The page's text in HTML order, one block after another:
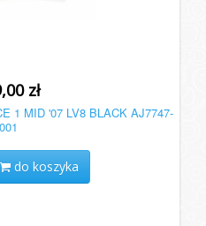
zł
1 MID '07 LV8 BLACK AJ7747-
001
do koszyka